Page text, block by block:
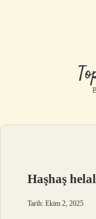
Haşhaş
Tarih: Ekim 2, 2025